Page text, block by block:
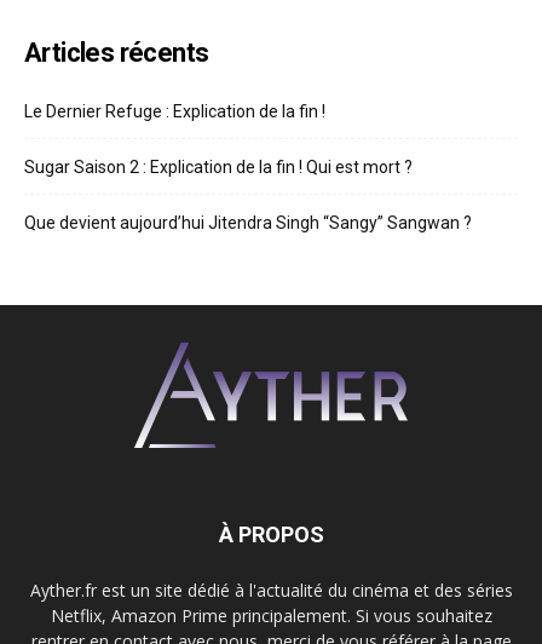
Articles récents
Le Dernier Refuge : Explication de la fin !
Sugar Saison 2 : Explication de la fin ! Qui est mort ?
Que devient aujourd’hui Jitendra Singh “Sangy” Sangwan ?
À PROPOS
Ayther.fr est un site dédié à l'actualité du cinéma et des séries
Netflix, Amazon Prime principalement. Si vous souhaitez